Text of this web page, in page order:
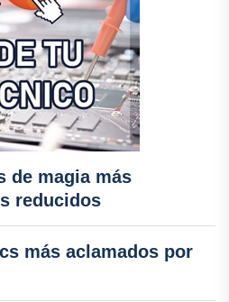
de magia más
reducidos
más aclamados por